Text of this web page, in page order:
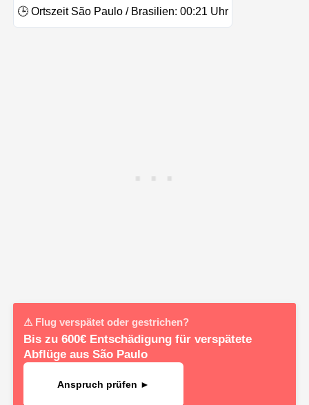
🕒 Ortszeit São Paulo / Brasilien: 00:21 Uhr
⚠ Flug verspätet oder gestrichen?
Bis zu 600€ Entschädigung für verspätete
Abflüge aus São Paulo
Anspruch prüfen ►